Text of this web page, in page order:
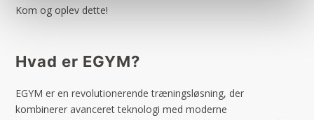
Kom og oplev dette!
Hvad er EGYM?
EGYM er en revolutionerende træningsløsning, der
kombinerer avanceret teknologi med moderne